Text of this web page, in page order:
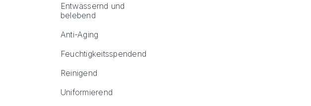
Entwässernd und
belebend
Anti-Aging
Feuchtigkeitsspendend
Reinigend
Uniformierend